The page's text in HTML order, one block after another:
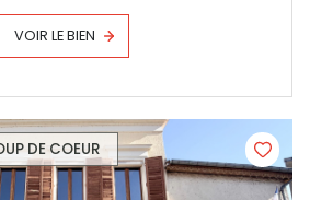
VOIR LE BIEN
DE COEUR